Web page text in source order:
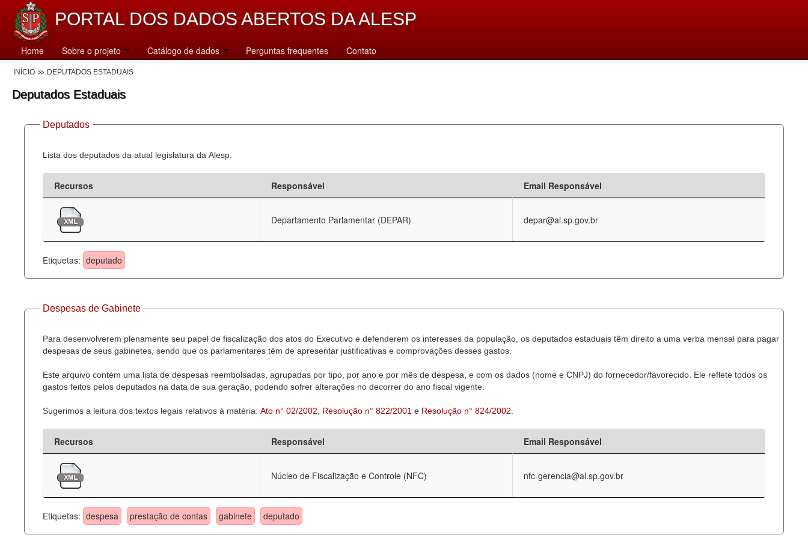
PORTAL DOS DADOS ABERTOS DA ALESP
Home Sobre o projeto Catálogo de dados Perguntas frequentes Contato
INÍCIO DEPUTADOS ESTADUAIS
Deputados Estaduais
Deputados
Lista dos deputados da atual legislatura da Alesp.
Recursos Responsável Email Responsável
Departamento Parlamentar (DEPAR) depar@al.sp.gov.br
Etiquetas: deputado
Despesas de Gabinete
Para desenvolverem plenamente seu papel de fiscalização dos atos do Executivo e defenderem os interesses da população, os deputados estaduais têm direito a uma verba mensal para pagar
despesas de seus gabinetes, sendo que os parlamentares têm de apresentar justificativas e comprovações desses gastos.
Este arquivo contém uma lista de despesas reembolsadas, agrupadas por tipo, por ano e por mês de despesa, e com os dados (nome e CNPJ) do fornecedor/favorecido. Ele reflete todos os
gastos feitos pelos deputados na data de sua geração, podendo sofrer alterações no decorrer do ano fiscal vigente.
Sugerimos a leitura dos textos legais relativos à matéria: Ato n° 02/2002 Resolução n° 822/2001 e Resolução n° 824/2002
Recursos Responsável Email Responsável
Núcleo de Fiscalização e Controle (NFC) nfc-gerencia@al.sp.gov.br
Etiquetas: despesa prestação de contas gabinete deputado